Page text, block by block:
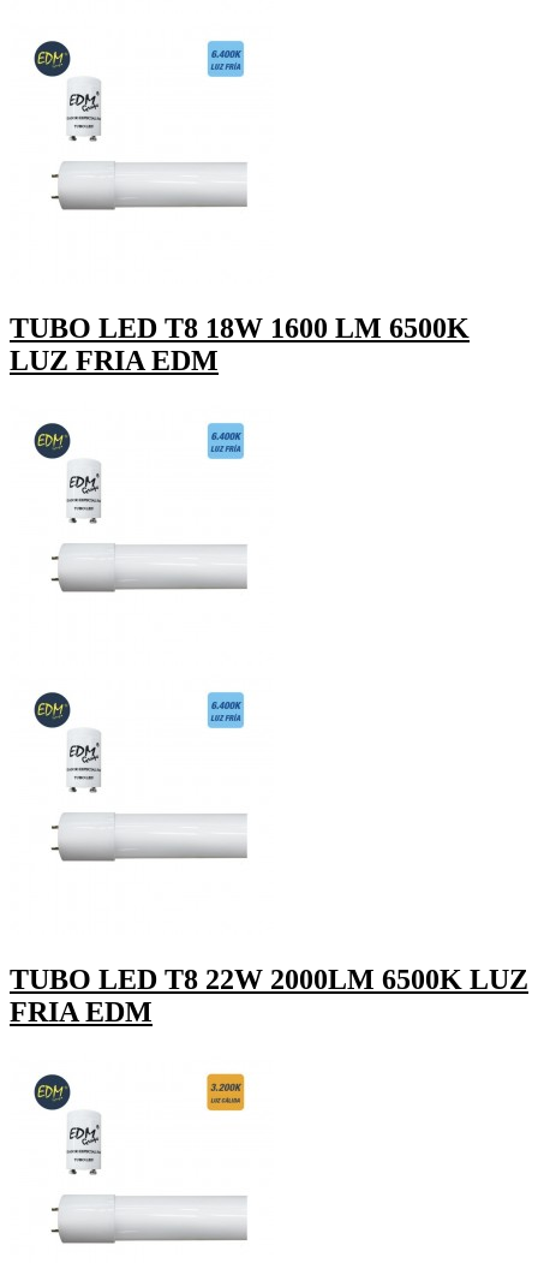
TUBO LED T8 18W 1600 LM 6500K
LUZ FRIA EDM
TUBO LED T8 22W 2000LM 6500K LUZ
FRIA EDM